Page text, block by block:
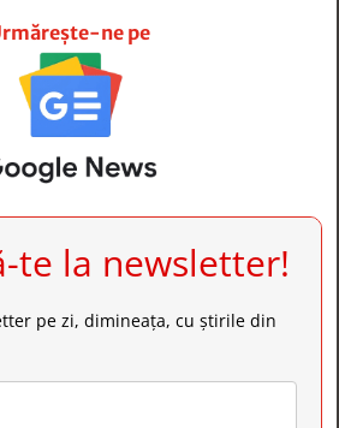
ne pe
te la newsletter!
pe zi, dimineața, cu știrile din